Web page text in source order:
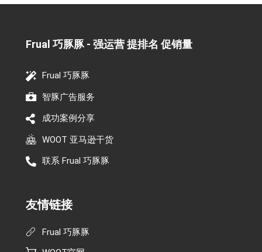
Frual 巧豚豚 - 强运营 提排名 促销量​
Frual 巧豚豚
智豚广告服务
成功案例分享
WOOT 亚马逊干货
联系 Frual 巧豚豚
友情链接
Frual 巧豚豚